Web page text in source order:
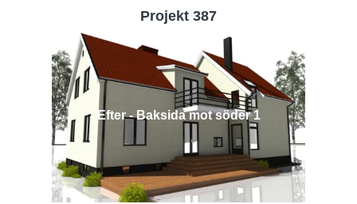
Projekt 387
Efter - Baksida mot söder 1